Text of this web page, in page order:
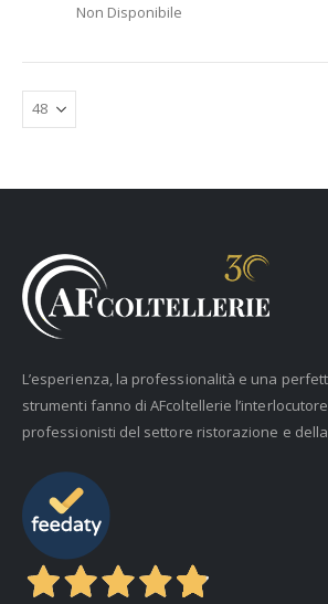
Non Disponibile
L’esperienza, la professionalità e una
strumenti fanno di AFcoltellerie
professionisti del settore ristorazione e